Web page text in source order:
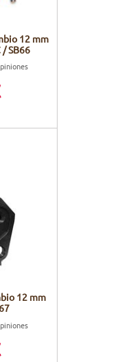
12 mm
/ SB66
12 mm